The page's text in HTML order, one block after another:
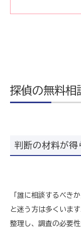
探偵の無料相
判断の材料が得
「誰に相談するべき
と迷う方は多くいま
整理し、調査の必要